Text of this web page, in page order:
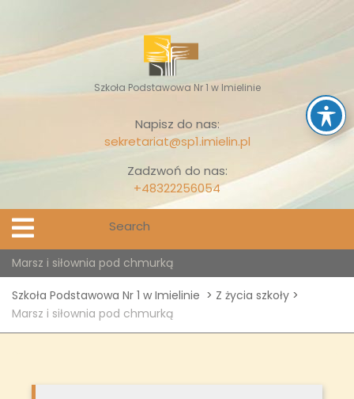
content
Szkoła Podstawowa Nr 1 w Imielinie
Napisz do nas:
sekretariat@sp1.imielin.pl
Zadzwoń do nas:
+48322256054
Open
Menu
Marsz i siłownia pod chmurką
Szkoła Podstawowa Nr 1 w Imielinie > Z życia szkoły >
Marsz i siłownia pod chmurką